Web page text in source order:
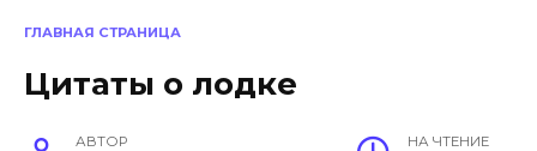
ГЛАВНАЯ СТРАНИЦА
Цитаты о лодке
АВТОР НА ЧТЕНИЕ